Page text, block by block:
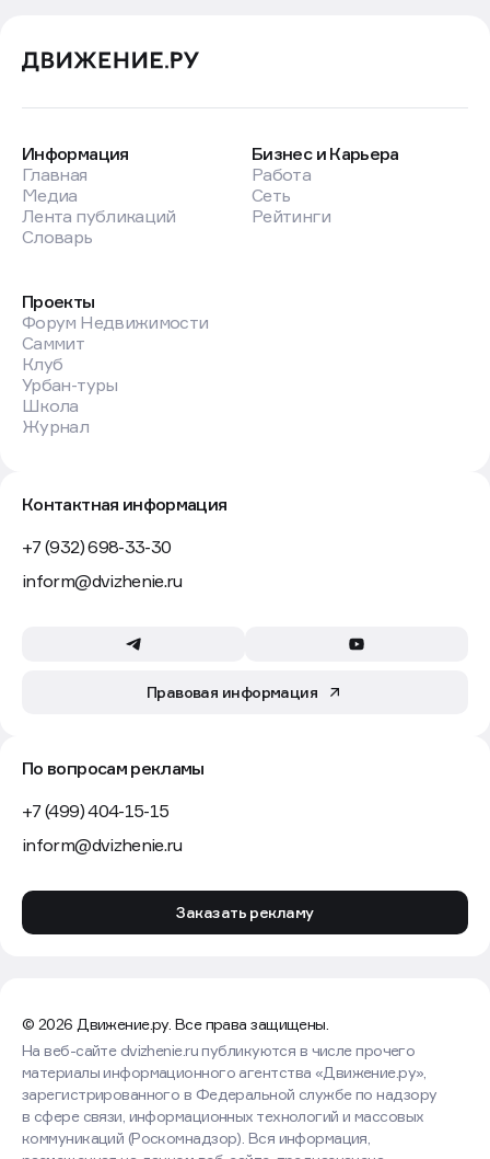
Информация
Главная
Медиа
Лента публикаций
Словарь
Бизнес и Карьера
Работа
Сеть
Рейтинги
Проекты
Форум Недвижимости
Саммит
Клуб
Урбан-туры
Школа
Журнал
Контактная информация
+7 (932) 698-33-30
inform@dvizhenie.ru
Правовая информация
По вопросам рекламы
+7 (499) 404-15-15
inform@dvizhenie.ru
Заказать рекламу
© 2026 Движение.ру. Все права защищены.
На веб-сайте dvizhenie.ru публикуются в числе прочего
материалы информационного агентства «Движение.ру»,
зарегистрированного в Федеральной службе по надзору
в сфере связи, информационных технологий и массовых
коммуникаций (Роскомнадзор). Вся информация,